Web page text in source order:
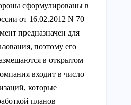
сформулированы в
от 16.02.2012 N 70
предназначен для
поэтому его
в открытом
входит в число
которые
планов